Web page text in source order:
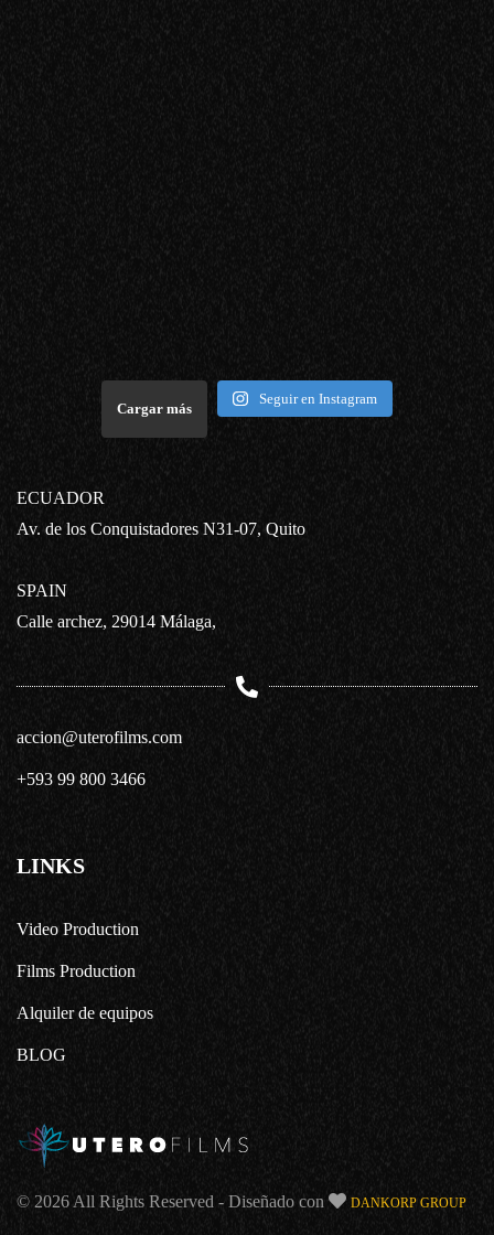
Cargar más
Seguir en Instagram
ECUADOR
Av. de los Conquistadores N31-07, Quito
SPAIN
Calle archez, 29014 Málaga,
accion@uterofilms.com
+593 99 800 3466
LINKS
Video Production
Films Production
Alquiler de equipos
BLOG
© 2026 All Rights Reserved - Diseñado con DANKORP GROUP